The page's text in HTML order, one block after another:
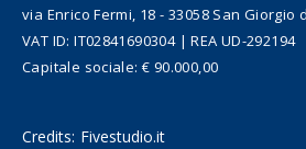
via Enrico Fermi, 18 - 33058 San Giorgio
VAT ID: IT02841690304 | REA UD-292194
Capitale sociale: € 90.000,00
Credits: Fivestudio.it